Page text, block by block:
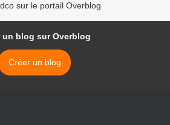
sur le portail Overblog
un blog sur Overblog
Créer un blog